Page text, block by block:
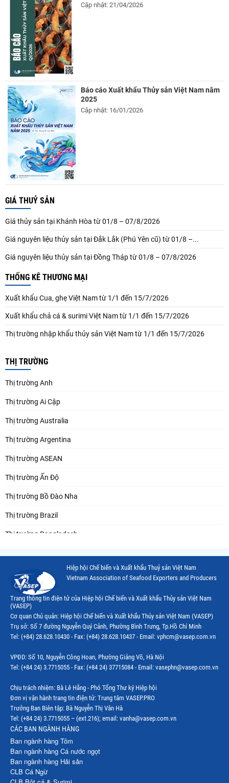
Cập nhật: 21/04/2026
Báo cáo Xuất khẩu Thủy sản Việt Nam năm
2025
Cập nhật: 16/01/2026
GIÁ THUỶ SẢN
Giá thủy sản tại Khánh Hòa từ 01/8 – 07/8/2026
Giá nguyên liệu thủy sản tại Đắk Lắk (Phú Yên cũ) từ 01/8 –...
Giá nguyên liệu thủy sản tại Đồng Tháp từ 01/8 – 07/8/2026
THỐNG KÊ THƯƠNG MẠI
Xuất khẩu Cua, ghẹ Việt Nam từ 1/1 đến 15/7/2026
Xuất khẩu chả cá & surimi Việt Nam từ 1/1 đến 15/7/2026
Thị trường nhập khẩu thủy sản Việt Nam từ 1/1 đến 15/7/2026
THỊ TRƯỜNG
Thị trường Anh
Thị trường Ai Cập
Thị trường Australia
Thị trường Argentina
Thị trường ASEAN
Thị trường Ấn Độ
Thị trường Bồ Đào Nha
Thị trường Brazil
Thị trường Bangladesh
Thị trường Canada
Thị trường Ecuador
Thị trường EU
Thị trường Indonesia
Thị trường Mỹ
Thị trường Nga
Thị trường Hàn Quốc
Thị trường Nhật Bản
Thị trường Thái Lan
Thị trường Trung Quốc
Thị trường Philippines
Hiệp hội Chế biến và Xuất khẩu Thuỷ sản Việt Nam
Vietnam Association of Seafood Exporters and Producers
Trang thông tin điện tử của Hiệp hội Chế biến và Xuất khẩu Thủy sản Việt Nam
(VASEP)
Cơ quan Chủ quản: Hiệp hội Chế biến và Xuất khẩu Thủy sản Việt Nam (VASEP)
Trụ sở: Số 7 đường Nguyễn Quý Cảnh, Phường Bình Trưng, Tp.Hồ Chí Minh
Tel: (+84) 28.628.10430 - Fax: (+84) 28.628.10437 - Email: vphcm@vasep.com.vn
VPĐD: Số 10, Nguyễn Công Hoan, Phường Giảng Võ, Hà Nội
Tel: (+84 24) 3.7715055 - Fax: (+84 24) 37715084 - Email: vasephn@vasep.com.vn
Chịu trách nhiệm: Bà Lê Hằng - Phó Tổng Thư ký Hiệp hội
Đơn vị vận hành trang tin điện tử: Trung tâm VASEP.PRO
Trưởng Ban Biên tập: Bà Nguyễn Thị Vân Hà
Tel: (+84 24) 3.7715055 – (ext.216); email: vanha@vasep.com.vn
CÁC BAN NGÀNH HÀNG
Ban ngành hàng Tôm
Ban ngành hàng Cá nước ngọt
Ban ngành hàng Hải sản
CLB Cá Ngừ